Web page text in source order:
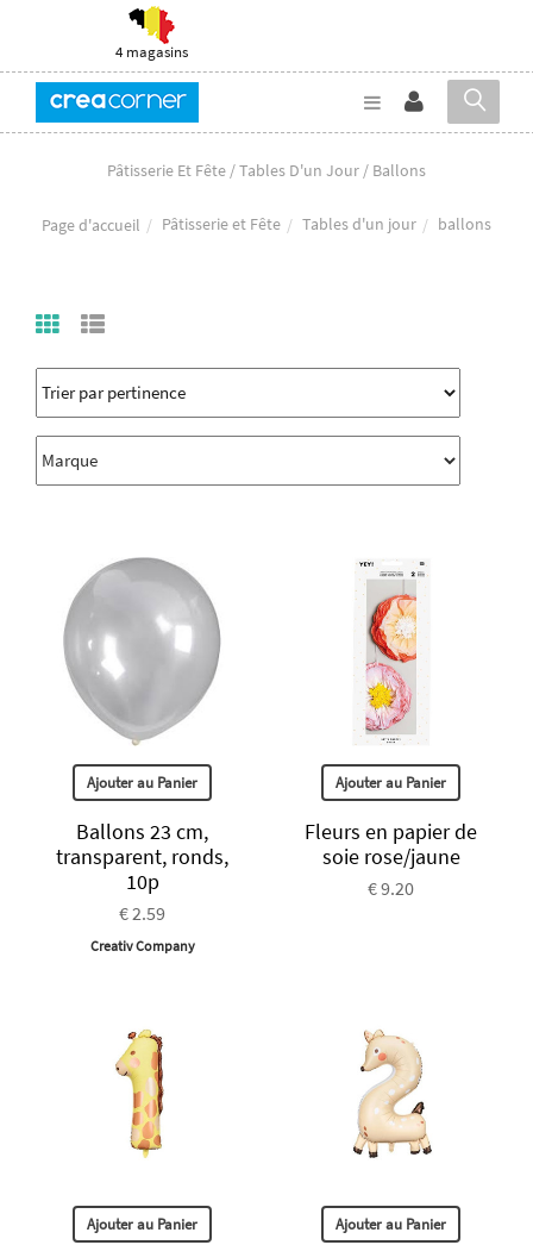
4 magasins
Pâtisserie Et Fête / Tables D'un Jour / Ballons
Page d'accueil Pâtisserie et Fête Tables d'un jour ballons
Ajouter au Panier
Ballons 23 cm,
transparent, ronds,
10p
€ 2.59
Creativ Company
Ajouter au Panier
Fleurs en papier de
soie rose/jaune
€ 9.20
Ajouter au Panier Ajouter au Panier